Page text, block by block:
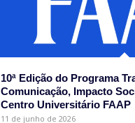
10ª Edição do Programa
Comunicação, Impacto
Centro Universitário FAAP
11 de junho de 2026